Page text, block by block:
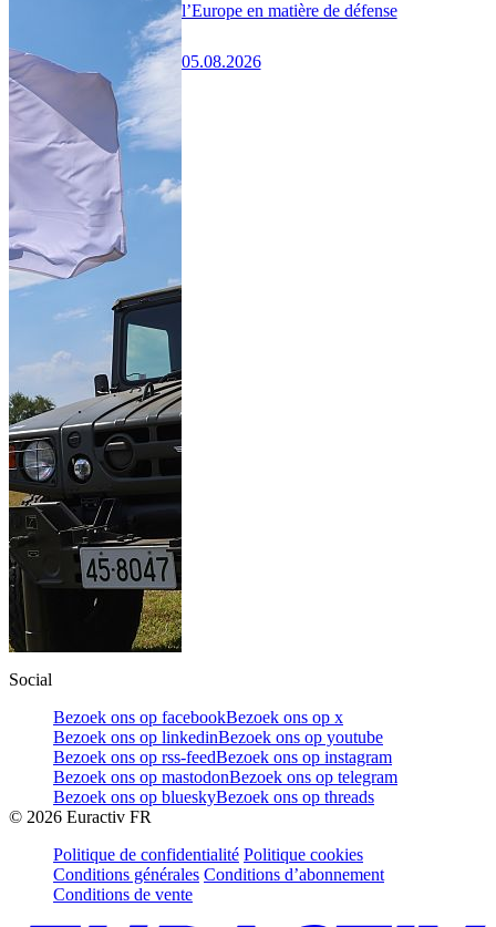
l’Europe en matière de défense
05.08.2026
Social
Bezoek ons op facebookBezoek ons op x
Bezoek ons op linkedinBezoek ons op youtube
Bezoek ons op rss-feedBezoek ons op instagram
Bezoek ons op mastodonBezoek ons op telegram
Bezoek ons op blueskyBezoek ons op threads
© 2026 Euractiv FR
Politique de confidentialité Politique cookies
Conditions générales Conditions d’abonnement
Conditions de vente